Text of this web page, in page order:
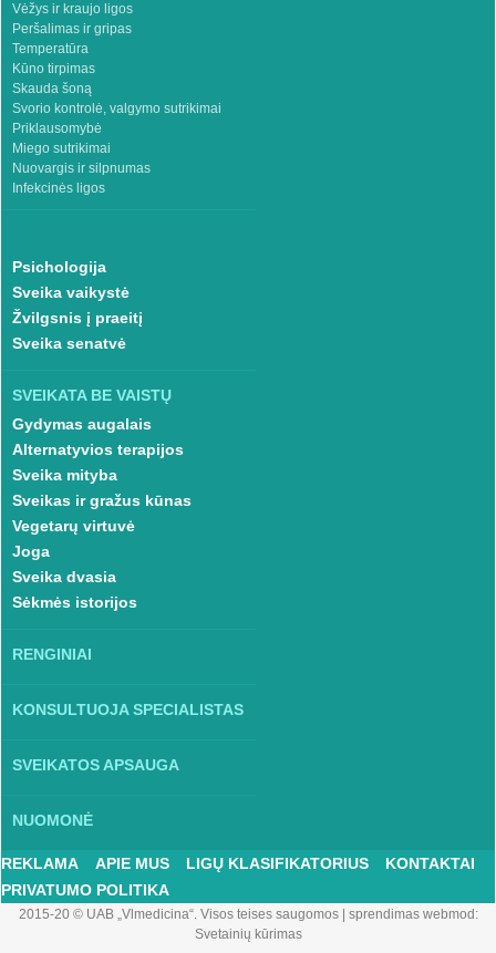
Vėžys ir kraujo ligos
Peršalimas ir gripas
Temperatūra
Kūno tirpimas
Skauda šoną
Svorio kontrolė, valgymo sutrikimai
Priklausomybė
Miego sutrikimai
Nuovargis ir silpnumas
Infekcinės ligos
Psichologija
Sveika vaikystė
Žvilgsnis į praeitį
Sveika senatvė
SVEIKATA BE VAISTŲ
Gydymas augalais
Alternatyvios terapijos
Sveika mityba
Sveikas ir gražus kūnas
Vegetarų virtuvė
Joga
Sveika dvasia
Sėkmės istorijos
RENGINIAI
KONSULTUOJA SPECIALISTAS
SVEIKATOS APSAUGA
NUOMONĖ
REKLAMA APIE MUS LIGŲ KLASIFIKATORIUS
KONTAKTAI
PRIVATUMO POLITIKA
2015-20 © UAB „Vlmedicina“. Visos teises saugomos| sprendimas webmod:
Svetainių kūrimas